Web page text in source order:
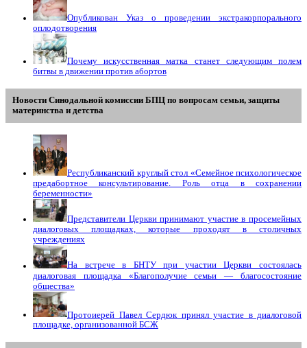
Опубликован Указ о проведении экстракорпорального
оплодотворения
Почему искусственная матка станет следующим полем
битвы в движении против абортов
Новости Синодальной комиссии БПЦ по вопросам семьи, защиты
материнства и детства
Республиканский круглый стол «Семейное психологическое
предабортное консультирование. Роль отца в сохранении
беременности»
Представители Церкви принимают участие в просемейных
диалоговых площадках, которые проходят в столичных
учреждениях
На встрече в БНТУ при участии Церкви состоялась
диалоговая площадка «Благополучие семьи — благосостояние
общества»
Протоиерей Павел Сердюк принял участие в диалоговой
площадке, организованной БСЖ